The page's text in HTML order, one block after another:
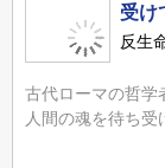
受け
反生
古代ローマの哲学
人間の魂を待ち受